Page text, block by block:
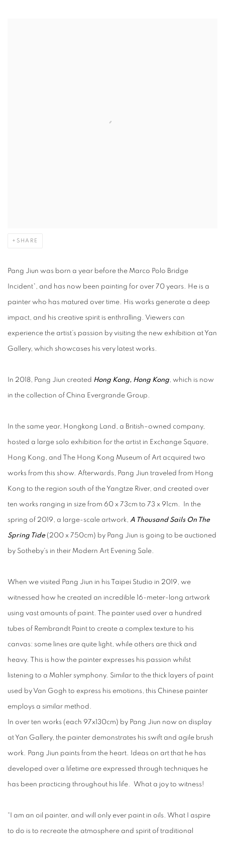
SHARE
Pang Jiun was born a year before the Marco Polo Bridge
Incident*, and has now been painting for over 70 years. He is a
painter who has matured over time. His works generate a deep
impact, and his creative spirit is enthralling. Viewers can
experience the artist’s passion by visiting the new exhibition at Yan
Gallery, which showcases his very latest works.
In 2018, Pang Jiun created Hong Kong, Hong Kong, which is now
in the collection of China Evergrande Group.
In the same year, Hongkong Land, a British–owned company,
hosted a large solo exhibition for the artist in Exchange Square,
Hong Kong, and The Hong Kong Museum of Art acquired two
works from this show. Afterwards, Pang Jiun traveled from Hong
Kong to the region south of the Yangtze River, and created over
ten works ranging in size from 60 x 73cm to 73 x 91cm. In the
spring of 2019, a large-scale artwork, A Thousand Sails On The
Spring Tide(200 x 750cm) by Pang Jiun is going to be auctioned
by Sotheby's in their Modern Art Evening Sale.
When we visited Pang Jiun in his Taipei Studio in 2019, we
witnessed how he created an incredible 16-meter-long artwork
using vast amounts of paint. The painter used over a hundred
tubes of Rembrandt Paint to create a complex texture to his
canvas: some lines are quite light, while others are thick and
heavy. This is how the painter expresses his passion whilst
listening to a Mahler symphony. Similar to the thick layers of paint
used by Van Gogh to express his emotions, this Chinese painter
employs a similar method.
In over ten works (each 97x130cm) by Pang Jiun now on display
at Yan Gallery, the painter demonstrates his swift and agile brush
work. Pang Jiun paints from the heart. Ideas on art that he has
developed over a lifetime are expressed through techniques he
has been practicing throughout his life. What a joy to witness!
“I am an oil painter, and will only ever paint in oils. What I aspire
to do is to recreate the atmosphere and spirit of traditional